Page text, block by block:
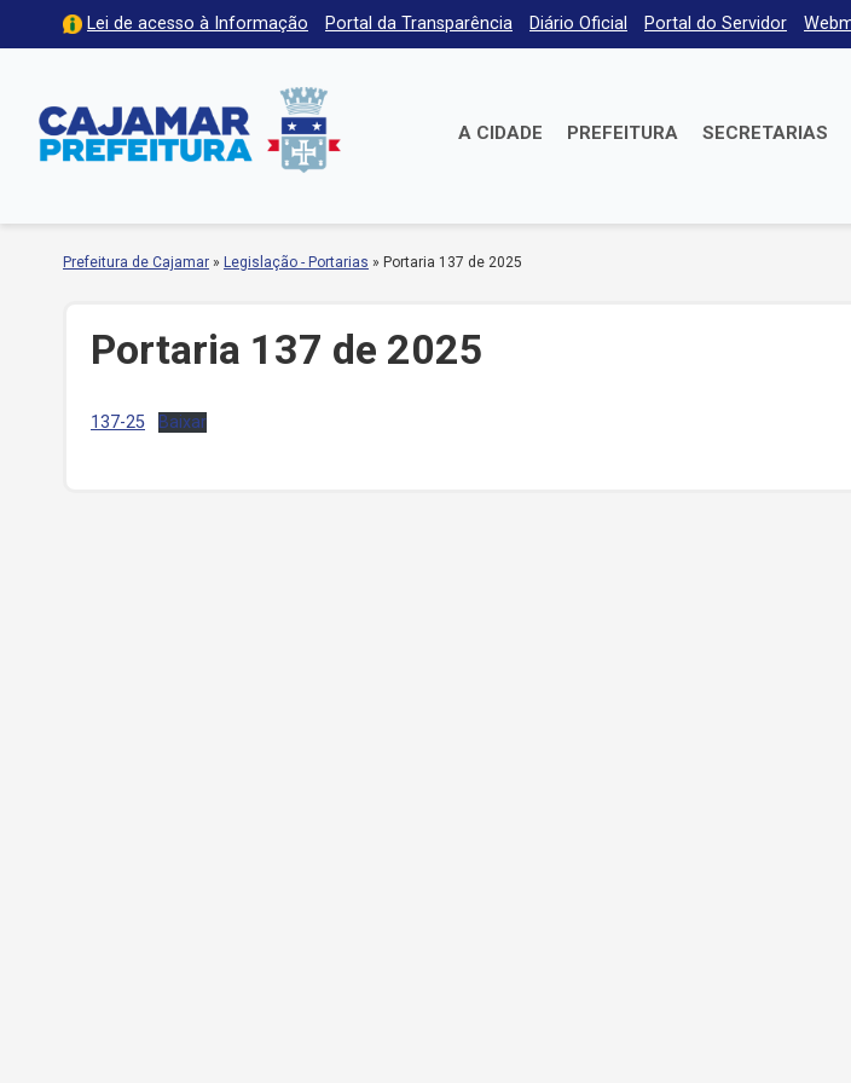
Lei de acesso à Informação Portal da Transparência Diário Oficial Portal do Servidor
A CIDADE PREFEITURA SECRETARIAS
Prefeitura de Cajamar » Legislação - Portarias » Portaria 137 de 2025
Portaria 137 de 2025
137-25 Baixar